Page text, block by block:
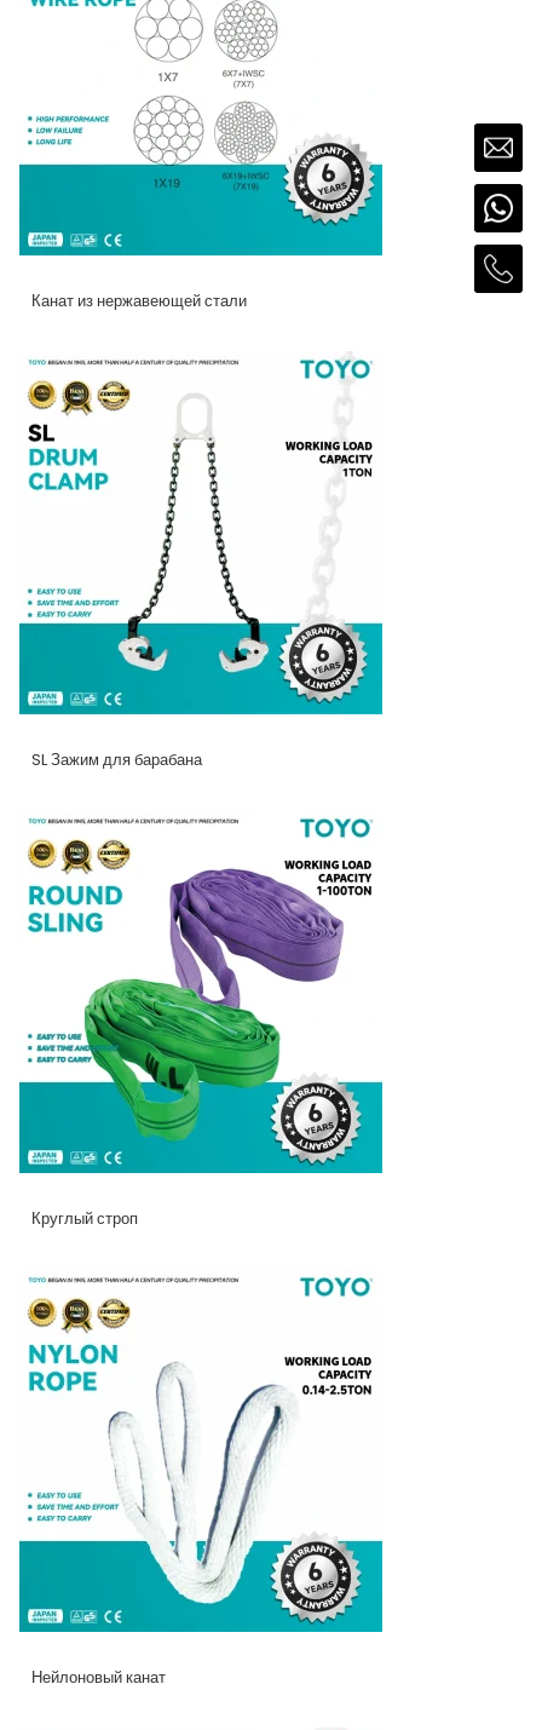
Канат из нержавеющей стали
SL Зажим для барабана
Круглый строп
Нейлоновый канат